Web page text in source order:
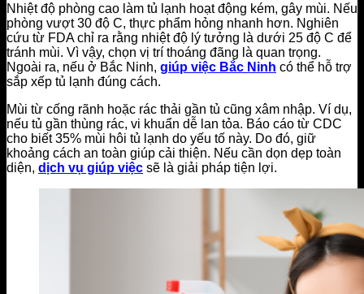
Nhiệt độ phòng cao làm tủ lạnh hoạt động kém, gây mùi. Nếu
phòng vượt 30 độ C, thực phẩm hỏng nhanh hơn. Nghiên
cứu từ FDA chỉ ra rằng nhiệt độ lý tưởng là dưới 25 độ C để
tránh mùi. Vì vậy, chọn vị trí thoáng đãng là quan trọng.
Ngoài ra, nếu ở Bắc Ninh, giúp việc Bắc Ninh có thể hỗ trợ
sắp xếp tủ lạnh đúng cách.
Mùi từ cống rãnh hoặc rác thải gần tủ cũng xâm nhập. Ví dụ,
nếu tủ gần thùng rác, vi khuẩn dễ lan tỏa. Báo cáo từ CDC
cho biết 35% mùi hôi tủ lạnh do yếu tố này. Do đó, giữ
khoảng cách an toàn giúp cải thiện. Nếu cần dọn dẹp toàn
diện, dịch vụ giúp việc sẽ là giải pháp tiện lợi.